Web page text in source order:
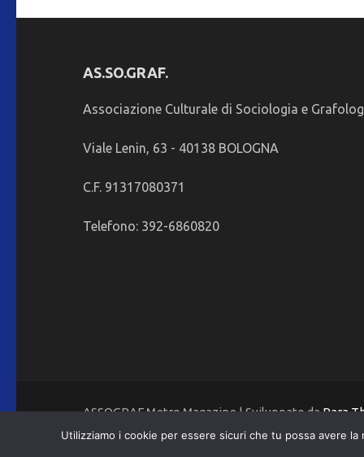
AS.SO.GRAF.
Associazione Culturale di Sociologia e
Viale Lenin, 63 - 40138 BOLOGNA
C.F. 91317080371
Telefono: 392-6860820
ASSOGRAF Metro Magazine | Sviluppato daRara
Utilizziamo i cookie per essere sicuri che tu possa avere